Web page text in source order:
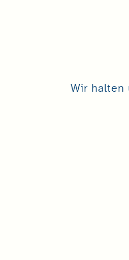
Wir halten